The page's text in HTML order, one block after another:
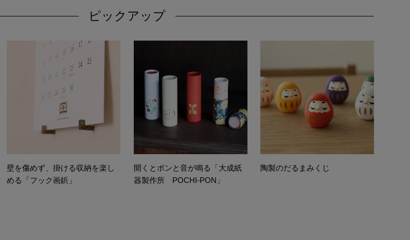
ピックアップ
壁を傷めず、掛ける収納を楽し
める「フック画鋲」
開くとポンと音が鳴る「大成紙
器製作所 POCHI-PON」
陶製のだるまみくじ